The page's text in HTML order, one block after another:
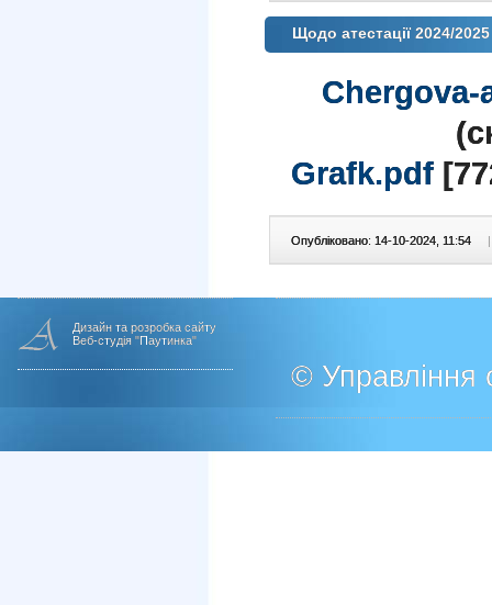
Щодо атестації 2024/2025
Chergova-
Grafk.pdf
Опубліковано: 14-10-2024, 11:54 |
Дизайн та розробка сайту
Веб-студія "Паутинка"
© Управління